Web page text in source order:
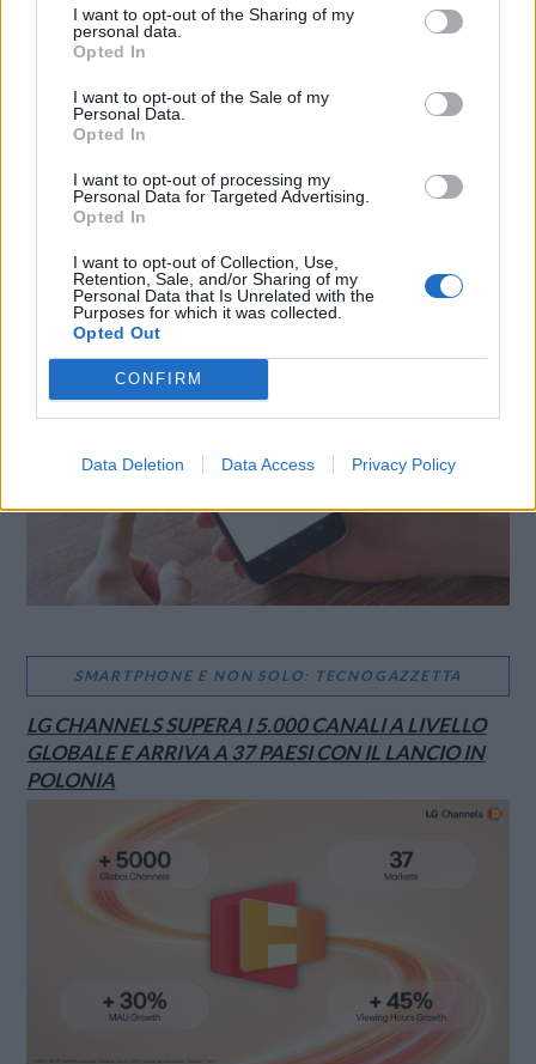
I want to opt-out of the Sharing of my
personal data.
Opted In
I want to opt-out of the Sale of my
Personal Data.
Opted In
I want to opt-out of processing my
Personal Data for Targeted Advertising.
Opted In
I want to opt-out of Collection, Use,
Retention, Sale, and/or Sharing of my
Personal Data that Is Unrelated with the
Purposes for which it was collected.
Opted Out
CONFIRM
Data Deletion Data Access Privacy Policy
CONDIVIDI QUESTO ARTICOLO:
E-mail
X Mastodon Telegram
WhatsApp
LE MIGLIORI OFFERTE AMAZON
SMARTPHONE E NON SOLO: TECNOGAZZETTA
LG CHANNELS SUPERA I 5.000 CANALI A LIVELLO
GLOBALE E ARRIVA A 37 PAESI CON IL LANCIO IN
POLONIA